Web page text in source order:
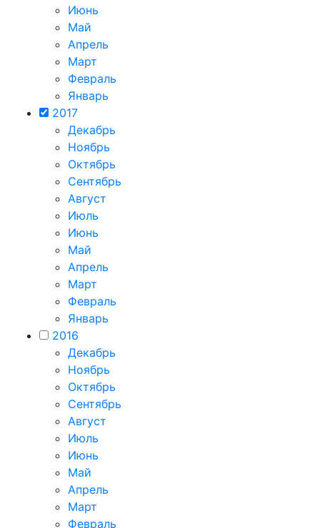
Июнь
Май
Апрель
Март
Февраль
Январь
2017
Декабрь
Ноябрь
Октябрь
Сентябрь
Август
Июль
Июнь
Май
Апрель
Март
Февраль
Январь
2016
Декабрь
Ноябрь
Октябрь
Сентябрь
Август
Июль
Июнь
Май
Апрель
Март
Февраль